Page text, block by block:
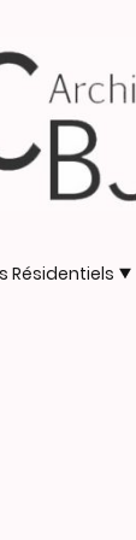
Résidentiels